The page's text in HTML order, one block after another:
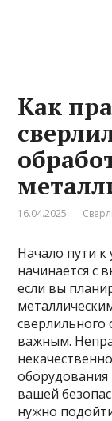
Как
16.04.2025
Начало пути к
начинается с
если вы
сверлильного
важным.
оборудования
вашей
нужно